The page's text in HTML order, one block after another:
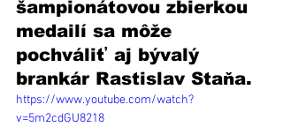
šampionátovou zbierkou
medailí sa môže
pochváliť aj bývalý
brankár Rastislav Staňa.
https://www.youtube.com/watch?
v=5m2cdGU8218